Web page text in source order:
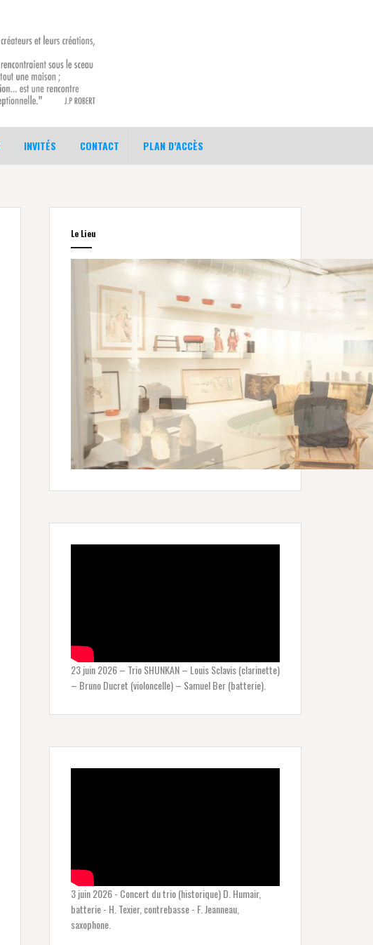
INVITÉS CONTACT PLAN D’ACCÈS
Le Lieu
23 juin 2026 – Trio SHUNKAN – Louis Sclavis (clarinette)
– Bruno Ducret (violoncelle) – Samuel Ber (batterie).
3 juin 2026 - Concert du trio (historique) D. Humair,
batterie - H. Texier, contrebasse - F. Jeanneau,
saxophone.